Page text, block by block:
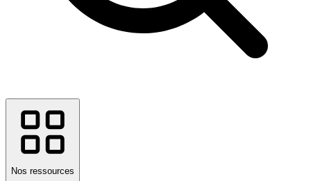
Nos ressources